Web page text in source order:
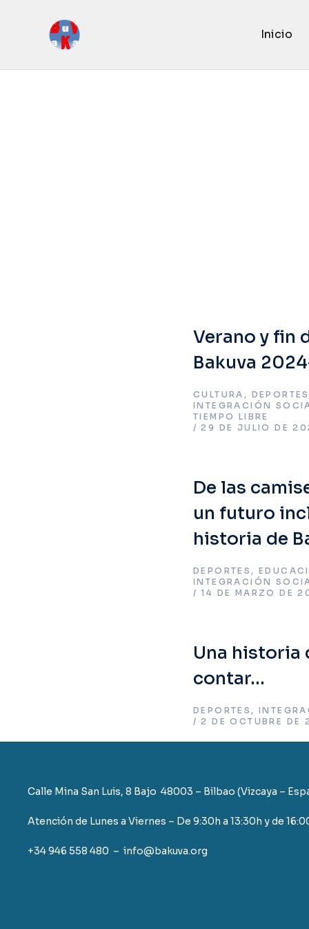
Inicio
Verano y fin
Bakuva
CULTURA , DEPORTES
INTEGRACIÓN
TIEMPO LIBRE
29 DE JULIO DE
De las
un futuro
historia de
DEPORTES ,
INTEGRACIÓN
14 DE MARZO DE
Una historia
contar…
DEPORTES ,
2 DE OCTUBRE DE
Calle Mina San Luis, 8 Bajo 48003 – Bilbao (Vizcaya –
Atención de Lunes a Viernes – De 9:30h a 13:30h y de
+34 946 558 480 – info@bakuva.org